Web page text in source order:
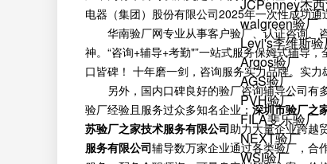
JCPenney杰
walgreen验厂
Levi's李维斯
Argos验厂
AGS验厂
PVH验厂
FILA斐乐验厂
NEXT验厂
WSI验厂
电器（集团）股份有限公司2025年一次性成功
华南验厂网专业从事客户验厂、认证咨询、
神。“咨询+辅导+考勤"”一站式服务保姆式辅导
口皆碑！ 十年磨一剑，咨询服务实力品牌。实
另外，国内口碑良好的验厂咨询辅导公司有
验厂经验且服务过众多知名企业； 深圳市验厂之
苏验厂之家技术服务有限公司助力大量企业跨越
服务有限公司辅导数万家企业通过各类验厂，合